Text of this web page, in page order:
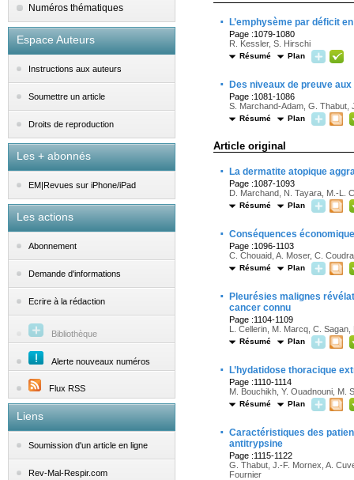
Numéros thématiques
Espace Auteurs
Instructions aux auteurs
Soumettre un article
Droits de reproduction
Les + abonnés
EM|Revues sur iPhone/iPad
Les actions
Abonnement
Demande d'informations
Ecrire à la rédaction
Bibliothèque
Alerte nouveaux numéros
Flux RSS
Liens
Soumission d'un article en ligne
Rev-Mal-Respir.com
· L’emphysème par déficit
Page :1079-1080
R. Kessler, S. Hirschi
Résumé Plan
· Des niveaux de preuve
Page :1081-1086
S. Marchand-Adam, G. Thabut,
Résumé Plan
Article original
· La dermatite atopique
Page :1087-1093
D. Marchand, N. Tayara, M.-L.
Résumé Plan
· Conséquences
Page :1096-1103
C. Chouaid, A. Moser, C.
Résumé Plan
·
Pleurésies malignes
cancer connu
Page :1104-1109
L. Cellerin, M. Marcq, C. Sagan,
Résumé Plan
· L’hydatidose thoracique
Page :1110-1114
M. Bouchikh, Y. Ouadnouni, M.
Résumé Plan
· Caractéristiques des
antitrypsine
Page :1115-1122
G. Thabut, J.-F. Mornex, A.
Fournier